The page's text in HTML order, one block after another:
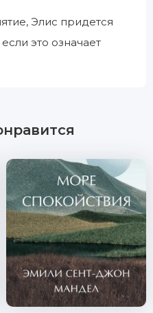
Элис придется
это означает